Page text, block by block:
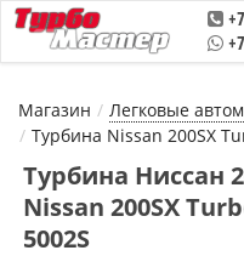
Магазин Легковые
Турбина Nissan 200SX
Турбина Ниссан
Nissan 200SX
5002S